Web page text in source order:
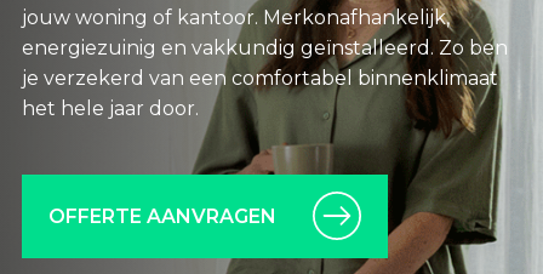
jouw woning of kantoor. Merkonafhankelijk,
energiezuinig en vakkundig geïnstalleerd. Zo ben
je verzekerd van een comfortabel binnenklimaat
het hele jaar door.
OFFERTE AANVRAGEN